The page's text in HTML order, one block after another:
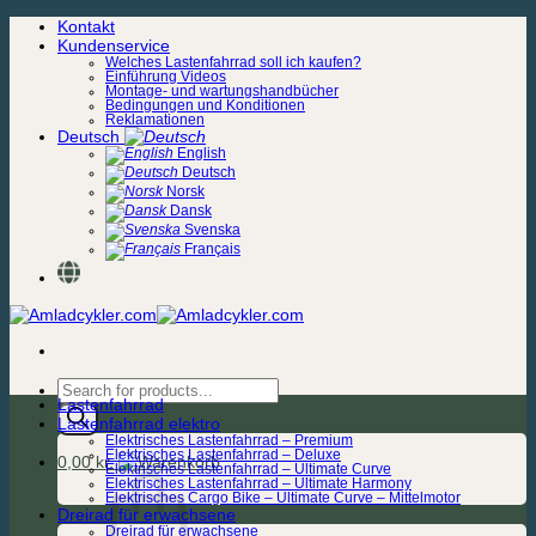
Zum
Inhalt
Kontakt
Kundenservice
Welches Lastenfahrrad soll ich kaufen?
Einführung Videos
Montage- und wartungshandbücher
Bedingungen und Konditionen
Reklamationen
Deutsch
English
Deutsch
Norsk
Dansk
Svenska
Français
Products
search
0,00kr.
Lastenfahrrad
Lastenfahrrad elektro
Elektrisches Lastenfahrrad – Premium
Elektrisches Lastenfahrrad – Deluxe
Elektrisches Lastenfahrrad – Ultimate Curve
Elektrisches Lastenfahrrad – Ultimate Harmony
Elektrisches Cargo Bike – Ultimate Curve – Mittelmotor
Dreirad für erwachsene
Dreirad für erwachsene